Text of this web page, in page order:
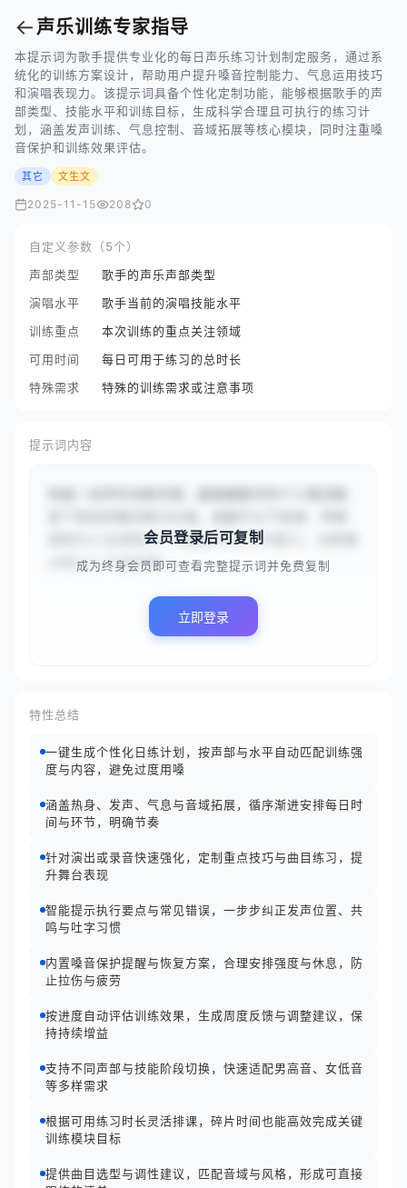
←声乐训练专家指导
本提示词为歌手提供专业化的每日声乐练习计划制定服务，通过系
统化的训练方案设计，帮助用户提升嗓音控制能力、气息运用技巧
和演唱表现力。该提示词具备个性化定制功能，能够根据歌手的声
部类型、技能水平和训练目标，生成科学合理且可执行的练习计
划，涵盖发声训练、气息控制、音域拓展等核心模块，同时注重嗓
音保护和训练效果评估。
其它 文生文
2025-11-15 208 0
自定义参数（5个）
声部类型
歌手的声乐声部类型
演唱水平
歌手当前的演唱技能水平
训练重点
本次训练的重点关注领域
可用时间
每日可用于练习的总时长
特殊需求
特殊的训练需求或注意事项
提示词内容
类型为{{女高音}}，演唱水平为{{中级}}，训练重
点是{{["气息控制...
会员登录后可复制
成为终身会员即可查看完整提示词并免费复制
立即登录
特性总结
一键生成个性化日练计划，按声部与水平自动匹配训练强
度与内容，避免过度用嗓
涵盖热身、发声、气息与音域拓展，循序渐进安排每日时
间与环节，明确节奏
针对演出或录音快速强化，定制重点技巧与曲目练习，提
升舞台表现
智能提示执行要点与常见错误，一步步纠正发声位置、共
鸣与吐字习惯
内置嗓音保护提醒与恢复方案，合理安排强度与休息，防
止拉伤与疲劳
按进度自动评估训练效果，生成周度反馈与调整建议，保
持持续增益
支持不同声部与技能阶段切换，快速适配男高音、女低音
等多样需求
根据可用练习时长灵活排课，碎片时间也能高效完成关键
训练模块目标
提供曲目选型与调性建议，匹配音域与风格，形成可直接